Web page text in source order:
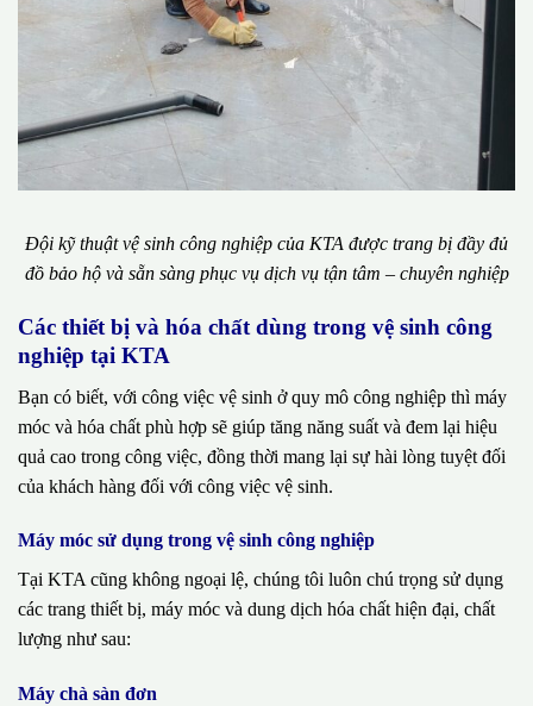
Đội kỹ thuật vệ sinh công nghiệp của KTA được trang bị đầy đủ
đồ bảo hộ và sẵn sàng phục vụ dịch vụ tận tâm – chuyên nghiệp
Các thiết bị và hóa chất dùng trong vệ sinh công
nghiệp tại KTA
Bạn có biết, với công việc vệ sinh ở quy mô công nghiệp thì máy
móc và hóa chất phù hợp sẽ giúp tăng năng suất và đem lại hiệu
quả cao trong công việc, đồng thời mang lại sự hài lòng tuyệt đối
của khách hàng đối với công việc vệ sinh.
Máy móc sử dụng trong vệ sinh công nghiệp
Tại KTA cũng không ngoại lệ, chúng tôi luôn chú trọng sử dụng
các trang thiết bị, máy móc và dung dịch hóa chất hiện đại, chất
lượng như sau:
Máy chà sàn đơn